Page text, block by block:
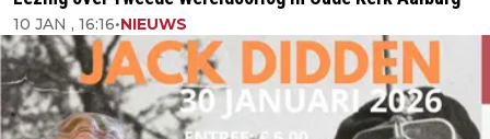
10 JAN , 16:16•NIEUWS